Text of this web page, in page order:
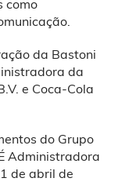
como
da Bastoni
da
e Coca-Cola
do Grupo
Administradora
de abril de